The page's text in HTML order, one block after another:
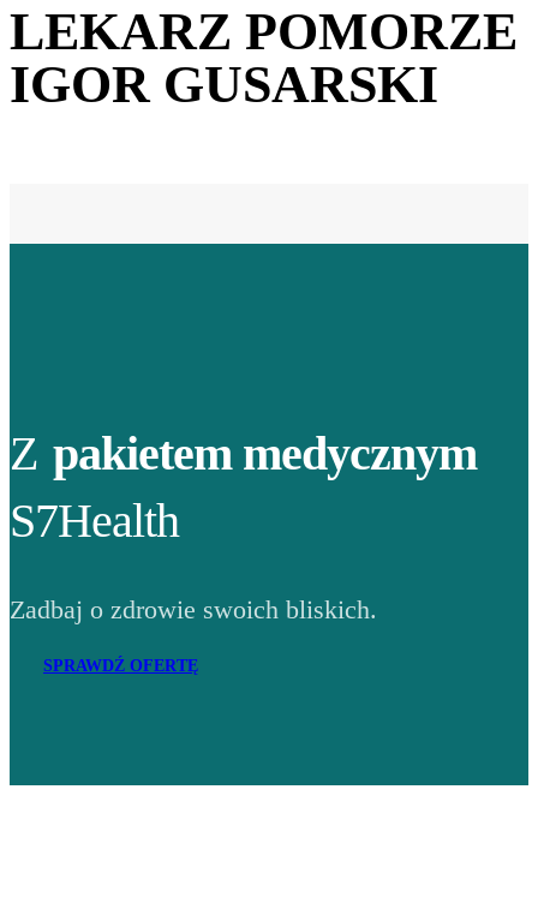
LEKARZ POMORZE
IGOR GUSARSKI
Z pakietem medycznym
S7Health
Zadbaj o zdrowie swoich bliskich.
SPRAWDŹ OFERTĘ